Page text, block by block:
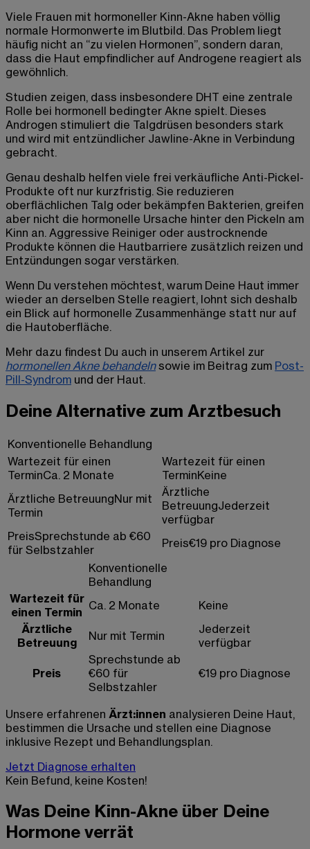
Viele Frauen mit hormoneller Kinn-Akne haben völlig
normale Hormonwerte im Blutbild. Das Problem liegt
häufig nicht an “zu vielen Hormonen”, sondern daran,
dass die Haut empfindlicher auf Androgene reagiert als
gewöhnlich.
Studien zeigen, dass insbesondere DHT eine zentrale
Rolle bei hormonell bedingter Akne spielt. Dieses
Androgen stimuliert die Talgdrüsen besonders stark
und wird mit entzündlicher Jawline-Akne in Verbindung
gebracht.
Genau deshalb helfen viele frei verkäufliche Anti-Pickel-
Produkte oft nur kurzfristig. Sie reduzieren
oberflächlichen Talg oder bekämpfen Bakterien, greifen
aber nicht die hormonelle Ursache hinter den Pickeln am
Kinn an. Aggressive Reiniger oder austrocknende
Produkte können die Hautbarriere zusätzlich reizen und
Entzündungen sogar verstärken.
Wenn Du verstehen möchtest, warum Deine Haut immer
wieder an derselben Stelle reagiert, lohnt sich deshalb
ein Blick auf hormonelle Zusammenhänge statt nur auf
die Hautoberfläche.
Mehr dazu findest Du auch in unserem Artikel zur
hormonellen Akne behandelnsowie im Beitrag zum Post-
Pill-Syndrom und der Haut.
Deine Alternative zum Arztbesuch
Konventionelle Behandlung
Wartezeit für einen
TerminCa. 2 Monate
Wartezeit für einen
TerminKeine
Ärztliche BetreuungNur mit
Termin
Ärztliche
BetreuungJederzeit
verfügbar
PreisSprechstunde ab €60
für Selbstzahler
Preis€19 pro Diagnose
Konventionelle
Behandlung
Wartezeit für
einen Termin Ca. 2 Monate
Keine
Ärztliche
Betreuung
Nur mit Termin
Jederzeit
verfügbar
Preis
Sprechstunde ab
€60 für
Selbstzahler
€19 pro Diagnose
Unsere erfahrenen Ärzt:innen analysieren Deine Haut,
bestimmen die Ursache und stellen eine Diagnose
inklusive Rezept und Behandlungsplan.
Jetzt Diagnose erhalten
Kein Befund, keine Kosten!
Was Deine Kinn-Akne über Deine
Hormone verrät